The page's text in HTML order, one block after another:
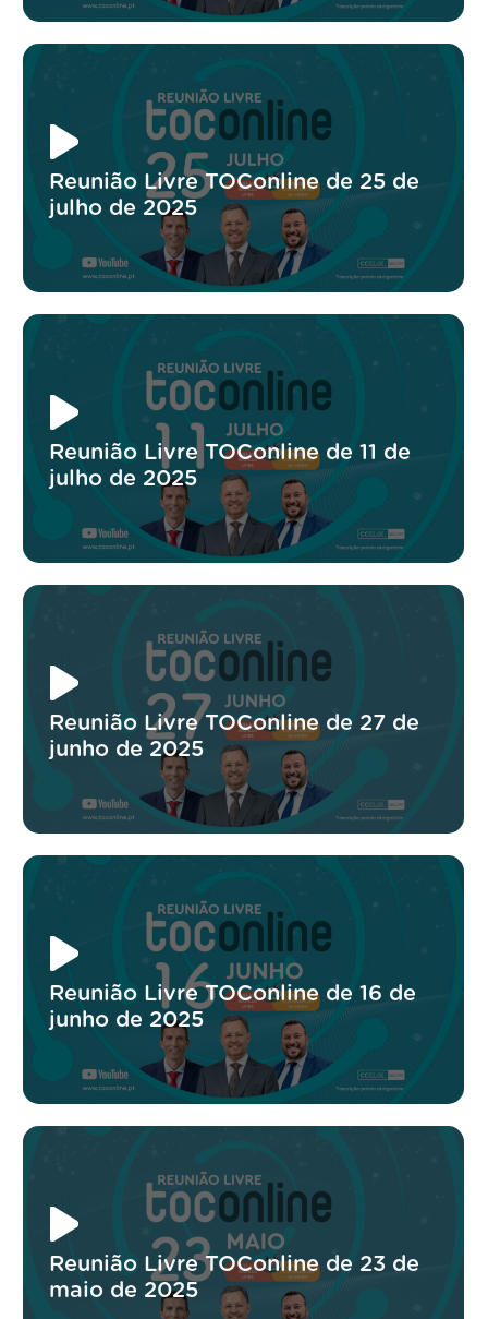
Reunião Livre TOConline de 25 de
julho de 2025
Reunião Livre TOConline de 11 de
julho de 2025
Reunião Livre TOConline de 27 de
junho de 2025
Reunião Livre TOConline de 16 de
junho de 2025
Reunião Livre TOConline de 23 de
maio de 2025